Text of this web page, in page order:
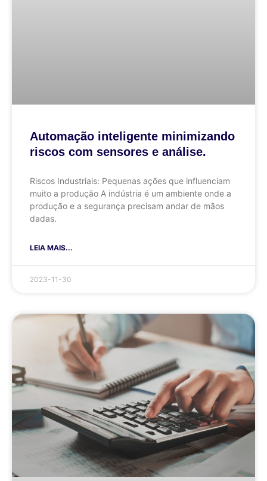
Automação inteligente minimizando
riscos com sensores e análise.
Riscos Industriais: Pequenas ações que influenciam
muito a produção A indústria é um ambiente onde a
produção e a segurança precisam andar de mãos
dadas.
LEIA MAIS...
2023-11-30